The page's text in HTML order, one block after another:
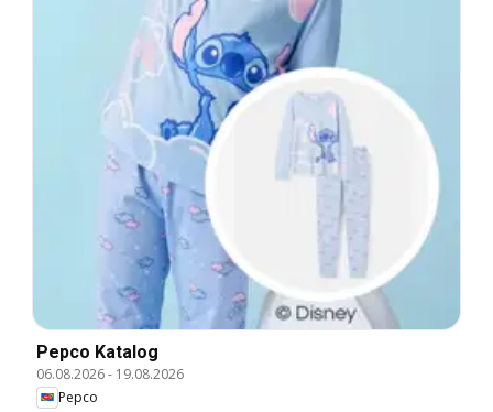
Pepco Katalog
06.08.2026- 19.08.2026
Pepco